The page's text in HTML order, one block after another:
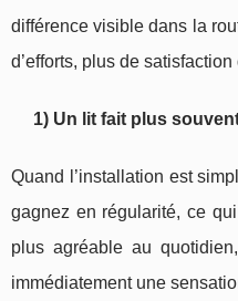
différence visible dans la
d’efforts, plus de
1) Un lit fait plus
Quand l’installation est
gagnez en régularité, ce
plus agréable au
immédiatement une